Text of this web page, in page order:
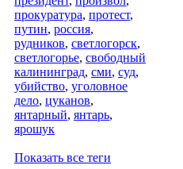
прокуратура, протест,
путин, россия,
рудников, светлогорск,
светлогорье, свободный
калининград, сми, суд,
убийство, уголовное
дело, цуканов,
янтарный, янтарь,
ярошук
Показать все теги